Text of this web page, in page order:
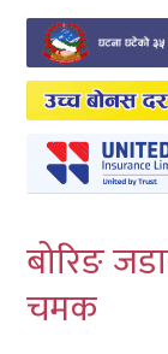
२
बागमती
गण्डकी
कर्णाली
सुदुरपश्चिम
बोरिङ
चमक